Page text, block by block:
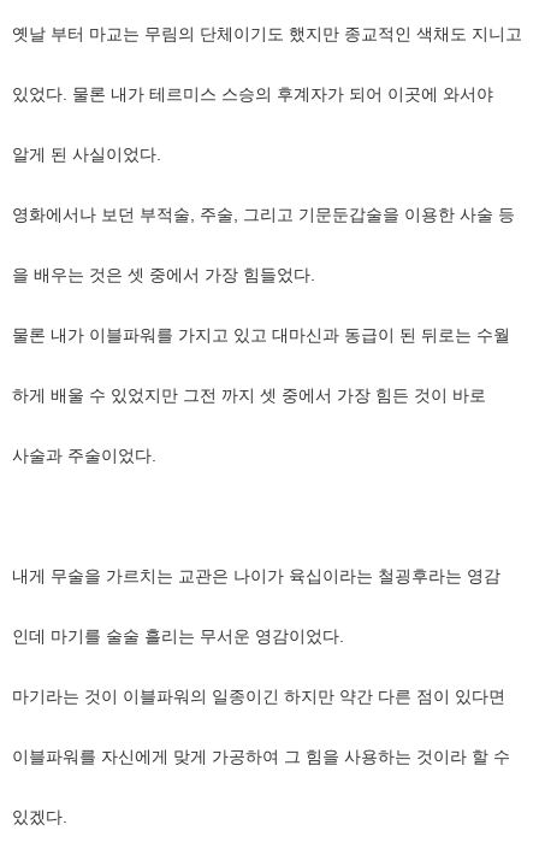
옛날 부터 마교는 무림의 단체이기도 했지만 종교적인 색채도 지니고
있었다. 물론 내가 테르미스 스승의 후계자가 되어 이곳에 와서야
알게 된 사실이었다.
영화에서나 보던 부적술, 주술, 그리고 기문둔갑술을 이용한 사술 등
을 배우는 것은 셋 중에서 가장 힘들었다.
물론 내가 이블파워를 가지고 있고 대마신과 동급이 된 뒤로는 수월
하게 배울 수 있었지만 그전 까지 셋 중에서 가장 힘든 것이 바로
사술과 주술이었다.
내게 무술을 가르치는 교관은 나이가 육십이라는 철굉후라는 영감
인데 마기를 술술 흘리는 무서운 영감이었다.
마기라는 것이 이블파워의 일종이긴 하지만 약간 다른 점이 있다면
이블파워를 자신에게 맞게 가공하여 그 힘을 사용하는 것이라 할 수
있겠다.